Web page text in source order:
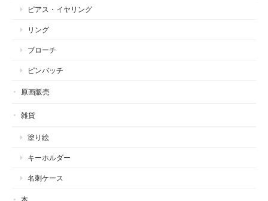
ピアス・イヤリング
リング
ブローチ
ピンバッチ
原画販売
雑貨
塗り絵
キーホルダー
名刺ケース